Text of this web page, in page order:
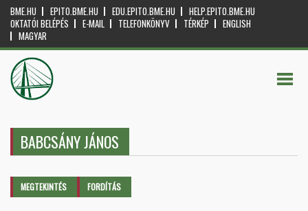
BME.HU EPITO.BME.HU EDU.EPITO.BME.HU
HELP.EPITO.BME.HU
OKTATÓI BELÉPÉS
E-MAIL TELEFONKÖNYV TÉRKÉP
ENGLISH
MAGYAR
BABCSÁNY JÁNOS
Elsődleges fülek
MEGTEKINTÉS (AKTÍVFORDÍTÁS